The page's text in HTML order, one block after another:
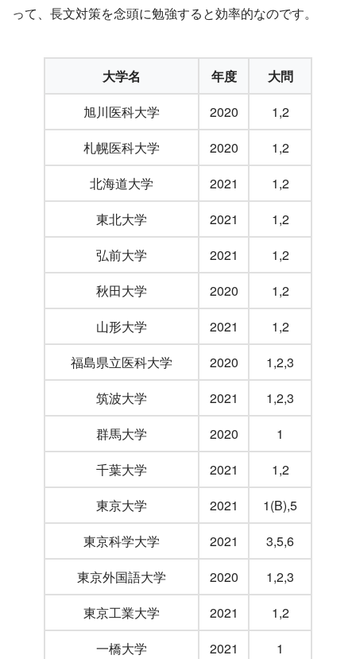
って、長文対策を念頭に勉強すると効率的なのです。
大学名 年度
大問
旭川医科大学
2020
1,2
札幌医科大学
2020
1,2
北海道大学
2021
1,2
東北大学
2021
1,2
弘前大学
2021
1,2
秋田大学
2020
1,2
山形大学
2021
1,2
福島県立医科大学
2020
1,2,3
筑波大学
2021
1,2,3
群馬大学
2020
1
千葉大学
2021
1,2
東京大学
2021
1(B),5
東京科学大学
2021
3,5,6
東京外国語大学
2020
1,2,3
東京工業大学
2021
1,2
一橋大学
2021
1